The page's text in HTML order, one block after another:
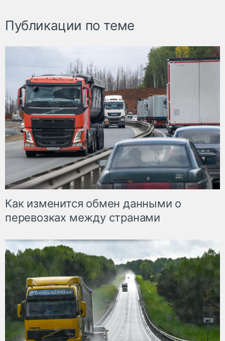
Публикации по теме
Как изменится обмен данными о
перевозках между странами